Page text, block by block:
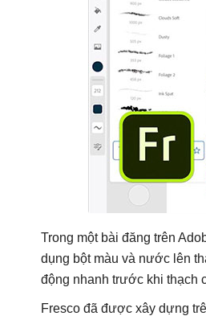
Trong một bài đăng trên
dụng bột màu và nước lên
động nhanh trước khi thạch
Fresco đã được xây dựng